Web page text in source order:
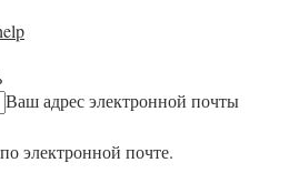
Ваш адрес электронной почты
электронной почте.